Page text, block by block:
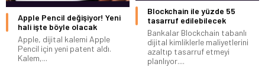
Apple Pencil değişiyor! Yeni
hali işte böyle olacak
Apple, dijital kalemi Apple
Pencil için yeni patent aldı.
Kalem,...
Blockchain ile yüzde 55
tasarruf edilebilecek
Bankalar Blockchain tabanlı
dijital kimliklerle maliyetlerini
azaltıp tasarruf etmeyi
planlıyor....